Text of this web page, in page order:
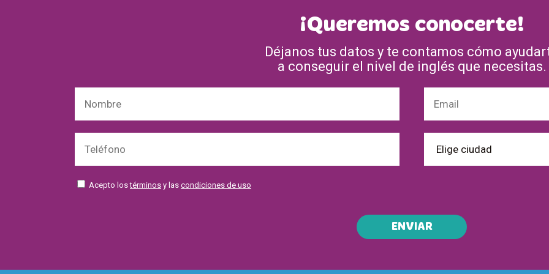
¡Queremos conocerte!
Déjanos tus datos y te contamos cómo
a conseguir el nivel de inglés que necesitas.
Acepto lostérminos y las condiciones de uso
ENVIAR